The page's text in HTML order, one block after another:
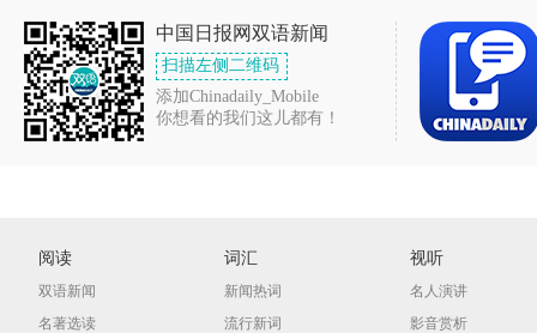
中国日报网双语新闻
扫描左侧二维码
添加Chinadaily_Mobile
你想看的我们这儿都有！
阅读
双语新闻
名著选读
词汇
新闻热词
流行新词
视听
名人演讲
影音赏析